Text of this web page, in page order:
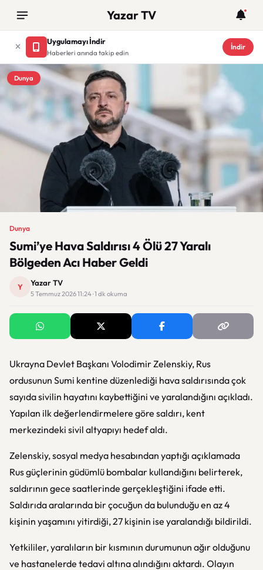
Yazar TV
Uygulamayı İndir
Haberleri anında takip edin
İndir
Dunya
Dunya
Sumi’ye Hava Saldırısı 4 Ölü 27 Yaralı
Bölgeden Acı Haber Geldi
Y Yazar TV
5 Temmuz 2026 11:24 · 1 dk okuma
Ukrayna Devlet Başkanı Volodimir Zelenskiy, Rus
ordusunun Sumi kentine düzenlediği hava saldırısında çok
sayıda sivilin hayatını kaybettiğini ve yaralandığını açıkladı.
Yapılan ilk değerlendirmelere göre saldırı, kent
merkezindeki sivil altyapıyı hedef aldı.
Zelenskiy, sosyal medya hesabından yaptığı açıklamada
Rus güçlerinin güdümlü bombalar kullandığını belirterek,
saldırının gece saatlerinde gerçekleştiğini ifade etti.
Saldırıda aralarında bir çocuğun da bulunduğu en az 4
kişinin yaşamını yitirdiği, 27 kişinin ise yaralandığı bildirildi.
Yetkililer, yaralıların bir kısmının durumunun ağır olduğunu
ve hastanelerde tedavi altına alındığını aktardı. Olayın